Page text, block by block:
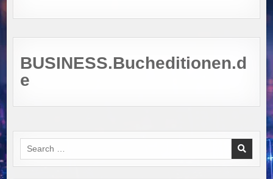
BUSINESS.Bucheditionen.d
e
Search
for: